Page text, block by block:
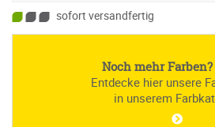
sofort versandfertig
Noch mehr Farben?
Entdecke hier unsere
in unserem